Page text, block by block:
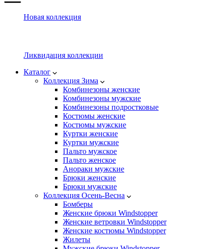
Новая коллекция
Ликвидация коллекции
Каталог
Коллекция Зима
Комбинезоны женские
Комбинезоны мужские
Комбинезоны подростковые
Костюмы женские
Костюмы мужские
Куртки женские
Куртки мужские
Пальто мужское
Пальто женское
Анораки мужские
Брюки женские
Брюки мужские
Коллекция Осень-Весна
Бомберы
Женские брюки Windstopper
Женские ветровки Windstopper
Женские костюмы Windstopper
Жилеты